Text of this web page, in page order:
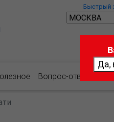
Быстрый
Вопрос-ответ